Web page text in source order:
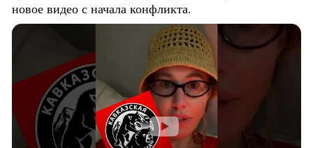
новое видео с начала конфликта.